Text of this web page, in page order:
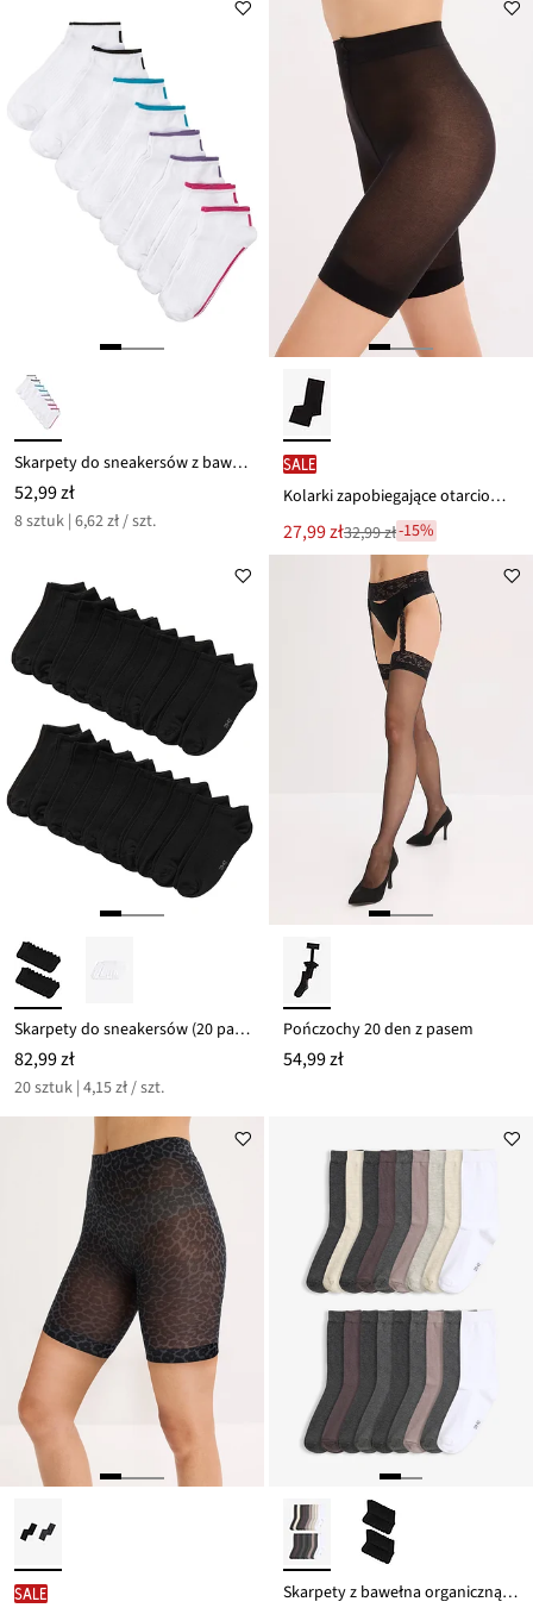
Skarpety do sneakersów z bawełną organiczną (8 par)
52,99 zł
8 sztuk | 6,62 zł / szt.
SALE
Kolarki zapobiegające otarciom 50 DEN
Nowa
cena
27,99 zł
Przeceniono
32,99 zł-15%
Skarpety do sneakersów (20 par), bawełna organiczna
82,99 zł
20 sztuk | 4,15 zł / szt.
Pończochy 20 den z pasem
54,99 zł
SALE Skarpety z bawełna organiczną, 20 par